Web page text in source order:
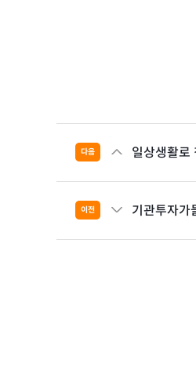
다음 일상생활로
이전 기관투자가